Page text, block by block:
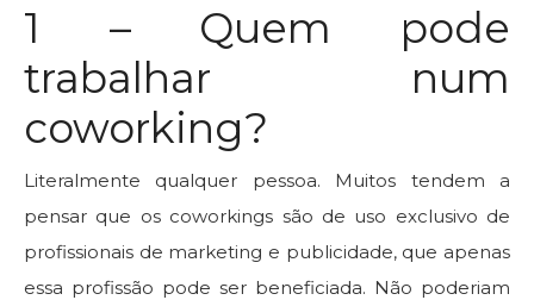
1 – Quem pode
trabalhar num
coworking?
Literalmente qualquer pessoa. Muitos tendem a
pensar que os coworkings são de uso exclusivo de
profissionais de marketing e publicidade, que apenas
essa profissão pode ser beneficiada. Não poderiam